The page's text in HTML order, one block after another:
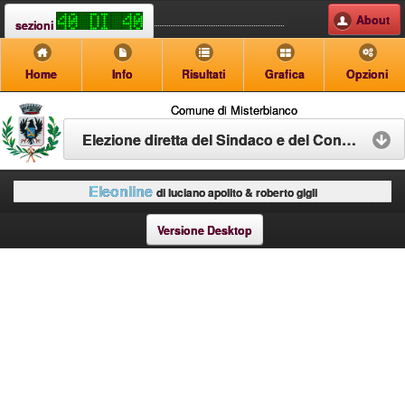
sezioni About
Home Info Risultati Grafica Opzioni
Comune di Misterbianco
Elezione diretta del Sindaco e del Consiglio Comunale
Eleonline di luciano apolito & roberto gigli
Versione Desktop